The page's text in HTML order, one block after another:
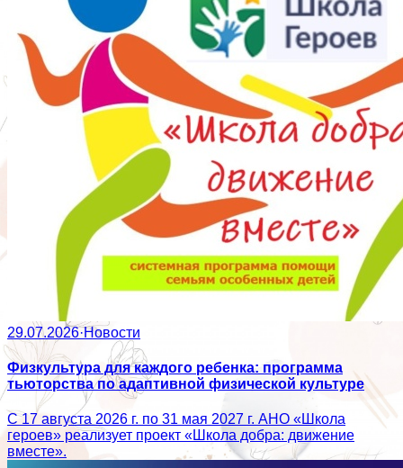
29.07.2026·Новости
Физкультура для каждого ребенка: программа
тьюторства по адаптивной физической культуре
С 17 августа 2026 г. по 31 мая 2027 г. АНО «Школа
героев» реализует проект «Школа добра: движение
вместе».